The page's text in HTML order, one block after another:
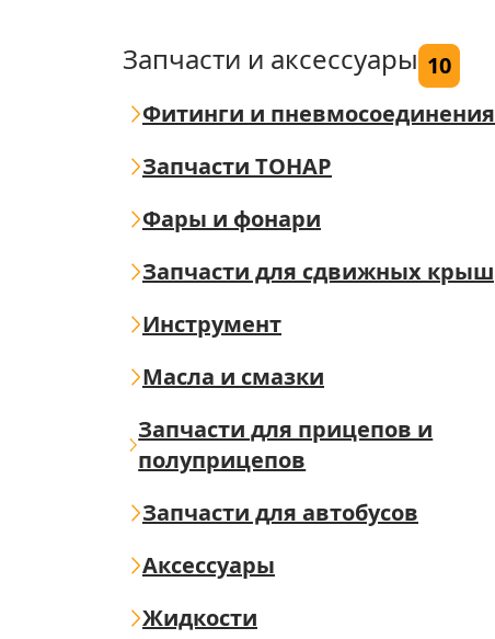
Запчасти и аксессуары 10
Фитинги и пневмосоединения
Запчасти ТОНАР
Фары и фонари
Запчасти для сдвижных крыш
Инструмент
Масла и смазки
Запчасти для прицепов и
полуприцепов
Запчасти для автобусов
Аксессуары
Жидкости